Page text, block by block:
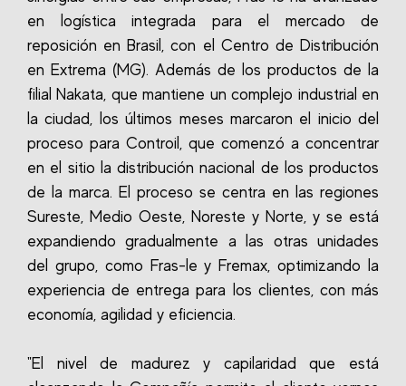
en logística integrada para el mercado de
reposición en Brasil, con el Centro de Distribución
en Extrema (MG). Además de los productos de la
filial Nakata, que mantiene un complejo industrial en
la ciudad, los últimos meses marcaron el inicio del
proceso para Controil, que comenzó a concentrar
en el sitio la distribución nacional de los productos
de la marca. El proceso se centra en las regiones
Sureste, Medio Oeste, Noreste y Norte, y se está
expandiendo gradualmente a las otras unidades
del grupo, como Fras-le y Fremax, optimizando la
experiencia de entrega para los clientes, con más
economía, agilidad y eficiencia.
"El nivel de madurez y capilaridad que está